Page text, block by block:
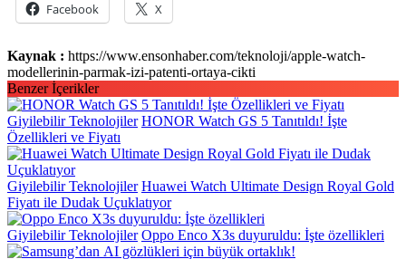
Facebook X
Kaynak : https://www.ensonhaber.com/teknoloji/apple-watch-
modellerinin-parmak-izi-patenti-ortaya-cikti
Benzer İçerikler
Giyilebilir Teknolojiler HONOR Watch GS 5 Tanıtıldı! İşte
Özellikleri ve Fiyatı
Giyilebilir Teknolojiler Huawei Watch Ultimate Design Royal Gold
Fiyatı ile Dudak Uçuklatıyor
Giyilebilir Teknolojiler Oppo Enco X3s duyuruldu: İşte özellikleri